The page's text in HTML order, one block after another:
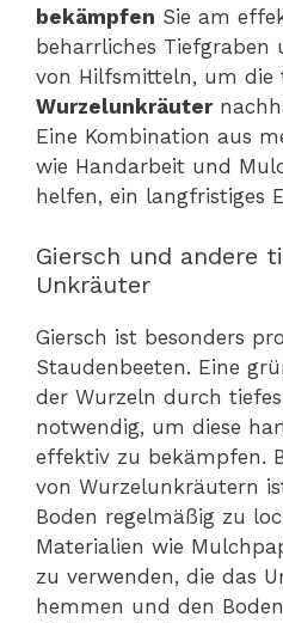
bekämpfen Sie am
beharrliches Tiefgraben
von Hilfsmitteln, um die
Wurzelunkräuter
Eine Kombination aus
wie Handarbeit und
helfen, ein langfristiges
Giersch und andere
Unkräuter
Giersch ist besonders
Staudenbeeten. Eine
der Wurzeln durch
notwendig, um diese
effektiv zu bekämpfen.
von Wurzelunkräutern
Boden regelmäßig zu
Materialien wie
zu verwenden, die das
hemmen und den